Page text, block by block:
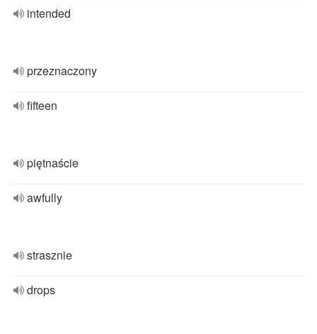
intended
przeznaczony
fifteen
piętnaście
awfully
strasznie
drops